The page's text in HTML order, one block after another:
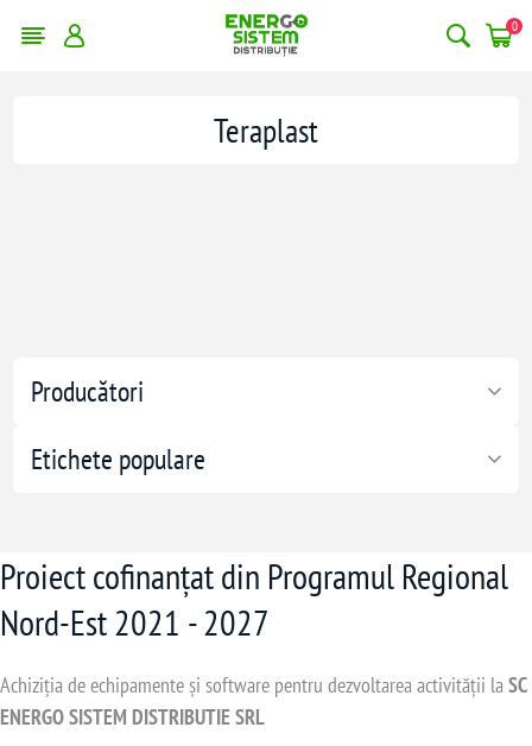
0
Producători
Etichete populare
Teraplast
Proiect cofinanțat din Programul Regional
Nord-Est 2021 - 2027
Achiziția de echipamente și software pentru dezvoltarea activității laSC
ENERGO SISTEM DISTRIBUTIE SRL